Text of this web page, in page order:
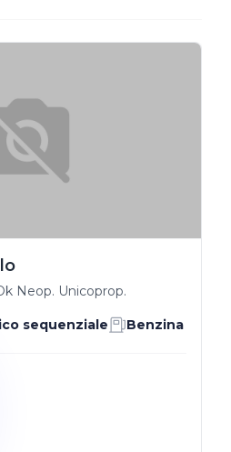
Neop. Unicoprop.
sequenziale Benzina